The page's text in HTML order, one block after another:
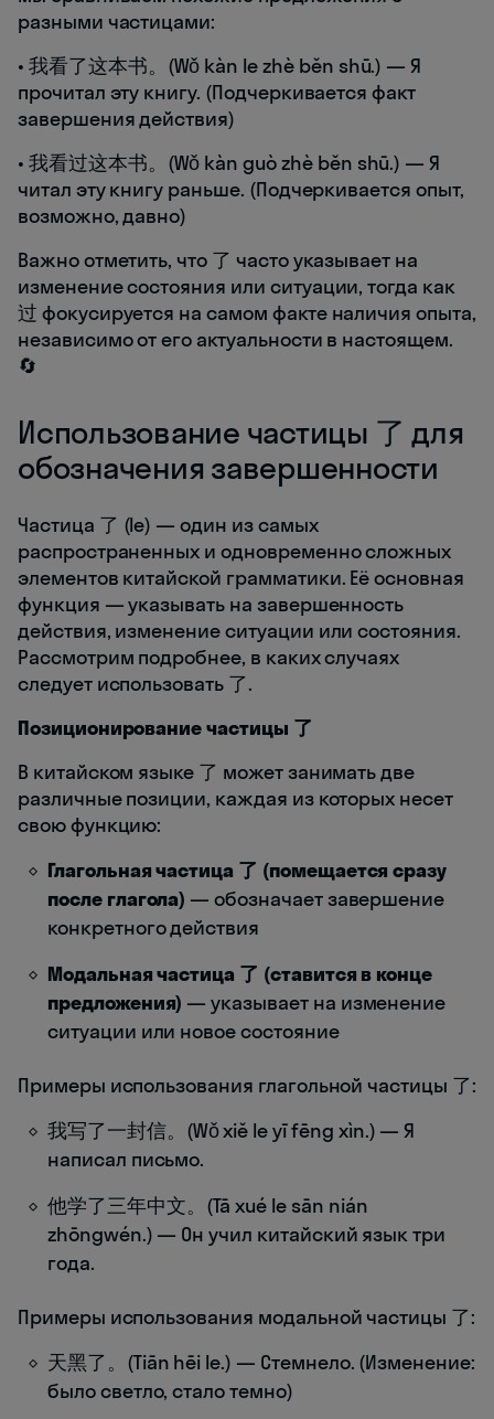
разными частицами:
• 我看了这本书。(Wǒ kàn le zhè běn shū.) — Я
прочитал эту книгу. (Подчеркивается факт
завершения действия)
• 我看过这本书。(Wǒ kàn guò zhè běn shū.) — Я
читал эту книгу раньше. (Подчеркивается опыт,
возможно, давно)
Важно отметить, что 了 часто указывает на
изменение состояния или ситуации, тогда как
过 фокусируется на самом факте наличия опыта,
независимо от его актуальности в настоящем.
🔄
Использование частицы 了 для
обозначения завершенности
Частица 了 (le) — один из самых
распространенных и одновременно сложных
элементов китайской грамматики. Её основная
функция — указывать на завершенность
действия, изменение ситуации или состояния.
Рассмотрим подробнее, в каких случаях
следует использовать 了.
Позиционирование частицы 了
В китайском языке 了 может занимать две
различные позиции, каждая из которых несет
свою функцию:
Глагольная частица 了 (помещается сразу
после глагола) — обозначает завершение
конкретного действия
Модальная частица 了 (ставится в конце
предложения) — указывает на изменение
ситуации или новое состояние
Примеры использования глагольной частицы 了:
我写了一封信。(Wǒ xiě le yī fēng xìn.) — Я
написал письмо.
他学了三年中文。(Tā xué le sān nián
zhōngwén.) — Он учил китайский язык три
года.
Примеры использования модальной частицы 了:
天黑了。(Tiān hēi le.) — Стемнело. (Изменение:
было светло, стало темно)